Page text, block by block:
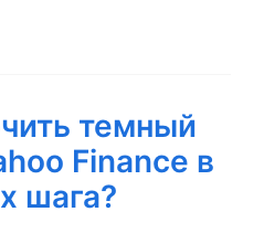
темный
Finance в
шага?